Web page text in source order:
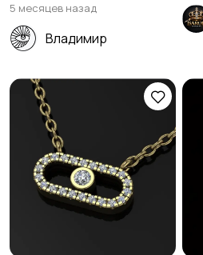
5 месяцев назад
Владимир